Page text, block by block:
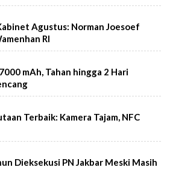
Agustus: Norman Joesoef
RI
mAh, Tahan hingga 2 Hari
Terbaik: Kamera Tajam, NFC
Dieksekusi PN Jakbar Meski Masih